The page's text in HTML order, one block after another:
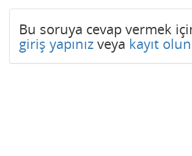
Bu soruya cevap vermek
giriş yapınız veya kayıt